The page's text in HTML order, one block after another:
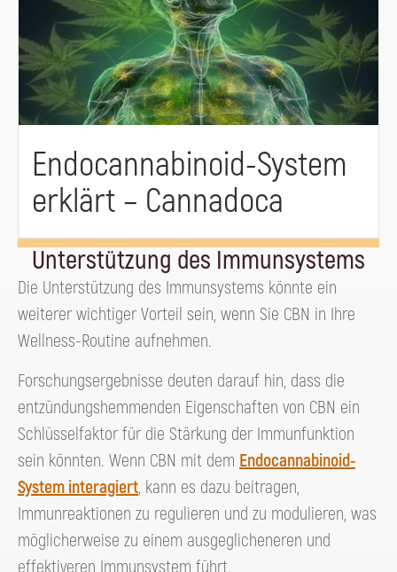
Endocannabinoid-System
erklärt – Cannadoca
Unterstützung des Immunsystems
Die Unterstützung des Immunsystems könnte ein
weiterer wichtiger Vorteil sein, wenn Sie CBN in Ihre
Wellness-Routine aufnehmen.
Forschungsergebnisse deuten darauf hin, dass die
entzündungshemmenden Eigenschaften von CBN ein
Schlüsselfaktor für die Stärkung der Immunfunktion
sein könnten. Wenn CBN mit dem Endocannabinoid-
System interagiert, kann es dazu beitragen,
Immunreaktionen zu regulieren und zu modulieren, was
möglicherweise zu einem ausgeglicheneren und
effektiveren Immunsystem führt.